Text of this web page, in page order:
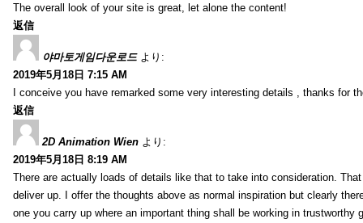
The overall look of your site is great, let alone the content!
返信
야마토게임다운로드 より:
2019年5月18日 7:15 AM
I conceive you have remarked some very interesting details , thanks for
返信
2D Animation Wien より:
2019年5月18日 8:19 AM
There are actually loads of details like that to take into consideration.
deliver up. I offer the thoughts above as normal inspiration but clearly
one you carry up where an important thing shall be working in trustworthy